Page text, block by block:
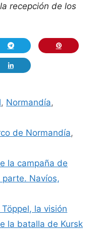
recepción de los
, Normandía,
de Normandía,
la campaña de
parte. Navíos,
la visión
la batalla de Kursk